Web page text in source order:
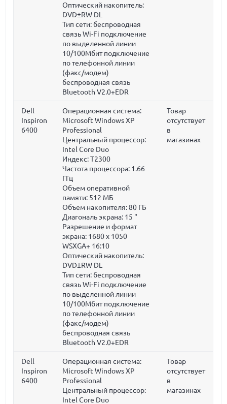
Оптический накопитель:
DVD±RW DL
Тип сети: беспроводная
связь Wi-Fi подключение
по выделенной линии
10/100Мбит подключение
по телефонной линии
(факс/модем)
беспроводная связь
Bluetooth V2.0+EDR
Dell
Inspiron
6400
Операционная система:
Microsoft Windows XP
Professional
Центральный процессор:
Intel Core Duo
Индекс: T2300
Частота процессора: 1.66
ГГц
Объем оперативной
памяти: 512 МБ
Объем накопителя:80 ГБ
Диагональ экрана: 15 "
Разрешение и формат
экрана: 1680 x 1050
WSXGA+ 16:10
Оптический накопитель:
DVD±RW DL
Тип сети: беспроводная
связь Wi-Fi подключение
по выделенной линии
10/100Мбит подключение
по телефонной линии
(факс/модем)
беспроводная связь
Bluetooth V2.0+EDR
Товар
отсутствует
в
магазинах
Dell
Inspiron
6400
Операционная система:
Microsoft Windows XP
Professional
Центральный процессор:
Intel Core Duo
Товар
отсутствует
в
магазинах